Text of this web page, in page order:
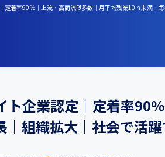
着率90％｜上流・高商流PJ多数｜月平均残業10ｈ未満
ト企業認定｜定着率90
組織拡大｜社会で活